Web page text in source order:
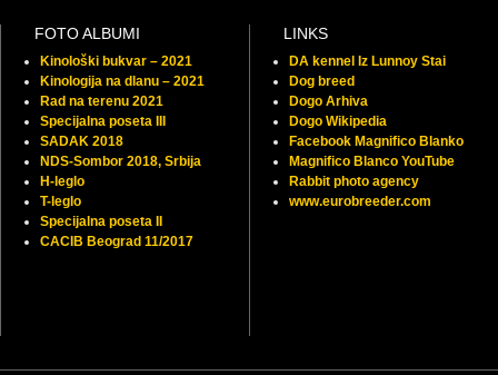
FOTO ALBUMI
Kinološki bukvar – 2021
Kinologija na dlanu – 2021
Rad na terenu 2021
Specijalna poseta III
SADAK 2018
NDS-Sombor 2018, Srbija
H-leglo
T-leglo
Specijalna poseta II
CACIB Beograd 11/2017
LINKS
DA kennel Iz Lunnoy Stai
Dog breed
Dogo Arhiva
Dogo Wikipedia
Facebook Magnifico Blanko
Magnifico Blanco YouTube
Rabbit photo agency
www.eurobreeder.com